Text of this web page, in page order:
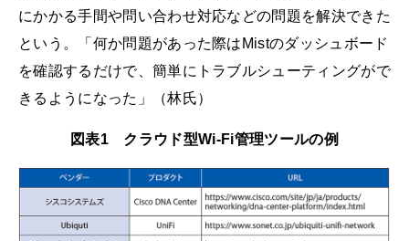
にかかる手間や問い合わせ対応などの問題を解決できた
という。「何か問題があった際はMistのダッシュボード
を確認するだけで、簡単にトラブルシューティングがで
きるようになった」（林氏）
図表1 クラウド型Wi-Fi管理ツールの例